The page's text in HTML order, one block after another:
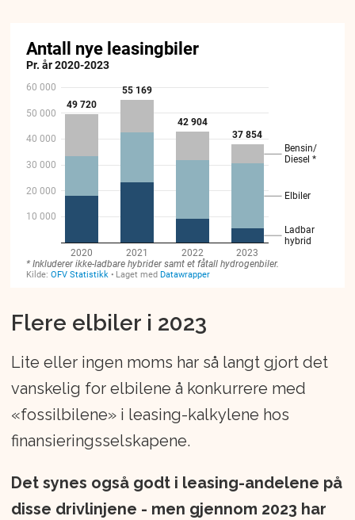
Flere elbiler i 2023
Lite eller ingen moms har så langt gjort det
vanskelig for elbilene å konkurrere med
«fossilbilene» i leasing-kalkylene hos
finansieringsselskapene.
Det synes også godt i leasing-andelene på
disse drivlinjene - men gjennom 2023 har